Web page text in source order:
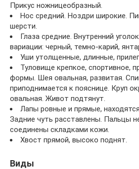
Прикус ножницеобразный.
Нос средний. Ноздри широкие.
шерсти.
Глаза средние. Внутренний
вариации: черный, темно-карий,
Уши утолщенные, длинные,
Туловище крепкое, спортивное,
формы. Шея овальная, развитая.
приподнимается к пояснице. Круп
овальная. Живот подтянут.
Лапы ровные и прямые,
Задние чуть расставлены. Пальцы
соединены складками кожи.
Хвост прямой, высоко поднят.
Виды